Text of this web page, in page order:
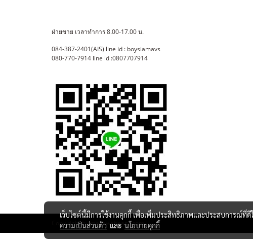
ฝ่ายขาย เวลาทำการ 8.00-17.00 น.
084-387-2401(AIS) line id : boysiamavs
080-770-7914 line id :0807707914
Copy right by makewebeasy.com
เว็บไซต์นี้มีการใช้งานคุกกี้ เพื่อเพิ่มประสิทธิภาพและประสบการณ์ที่
ความเป็นส่วนตัว และ นโยบายคุกกี้